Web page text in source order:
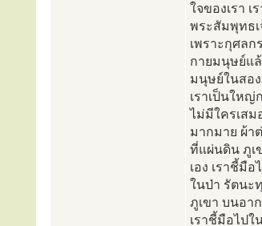
ใจของเรา
พระสัมพุทธเ
เพราะกุศลก
กายมนุษย์แล้
มนุษย์ในสอ
เราเป็นให
ไม่มีใครเสม
มากมาย ผ้า
ที่แผ่นดิน ภูเ
เอง เราชี้มื
ในป่า รัตนะ
ภูเขา บนอา
เราชี้มือไป